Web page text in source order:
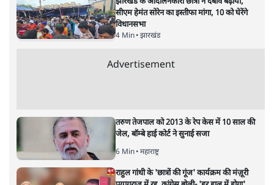
अमेरिकी अनिश्चितता की वजह से उठाया गया एक कदम है? वरिष्ठ
पत्रकार सतीश झा का आकलनः
कूटनीति में समय ही सबसेबड़ा कारक होता है। भारत का यूरोप की
किसी दीर्घकालिक रणनीतिक दूरदृष्टि की पराकाष्ठा कम, और
परिस्थितियों के दबाव में लिया गया एक तेज़ निर्णय अधिक लगता
है।